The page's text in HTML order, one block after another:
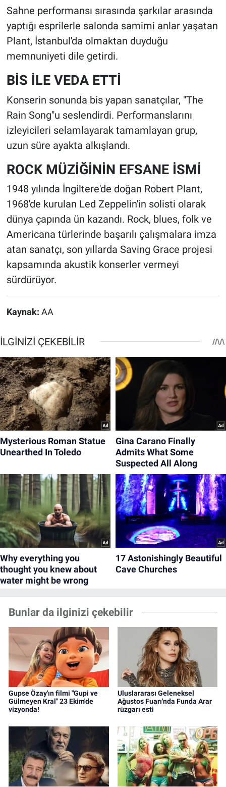
Sahne performansı sırasında şarkılar arasında
yaptığı esprilerle salonda samimi anlar yaşatan
Plant, İstanbul'da olmaktan duyduğu
memnuniyeti dile getirdi.
BİS İLE VEDA ETTİ
Konserin sonunda bis yapan sanatçılar, "The
Rain Song"u seslendirdi. Performanslarını
izleyicileri selamlayarak tamamlayan grup,
uzun süre ayakta alkışlandı.
ROCK MÜZİĞİNİN EFSANE İSMİ
1948 yılında İngiltere'de doğan Robert Plant,
1968'de kurulan Led Zeppelin'in solisti olarak
dünya çapında ün kazandı. Rock, blues, folk ve
Americana türlerinde başarılı çalışmalara imza
atan sanatçı, son yıllarda Saving Grace projesi
kapsamında akustik konserler vermeyi
sürdürüyor.
Kaynak: AA
Bunlar da ilginizi çekebilir
Gupse Özay'ın filmi "Gupi ve
Gülmeyen Kral" 23 Ekim'de
vizyonda!
Uluslararası Geleneksel
Ağustos Fuarı'nda Funda Arar
rüzgarı esti